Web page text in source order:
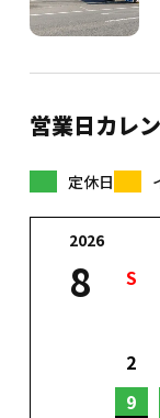
営業日カレ
定休日
2026
8 S
2
9